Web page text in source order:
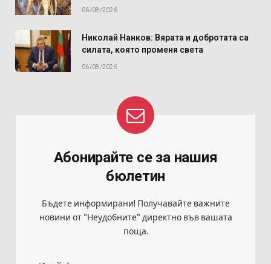
06/08/2026
Николай Нанков: Вярата и добротата са
силата, която променя света
06/08/2026
Абонирайте се за нашия
бюлетин
Бъдете информирани! Получавайте важните
новини от "Неудобните" директно във вашата
поща.